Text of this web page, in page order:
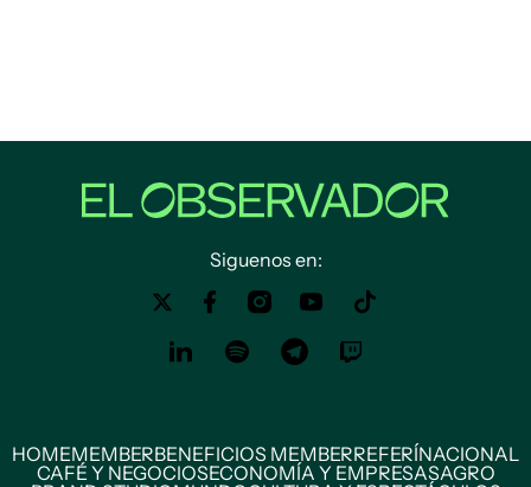
Siguenos en:
HOMEMEMBERBENEFICIOS MEMBERREFERÍNACIONAL
CAFÉ Y NEGOCIOSECONOMÍA Y EMPRESASAGRO